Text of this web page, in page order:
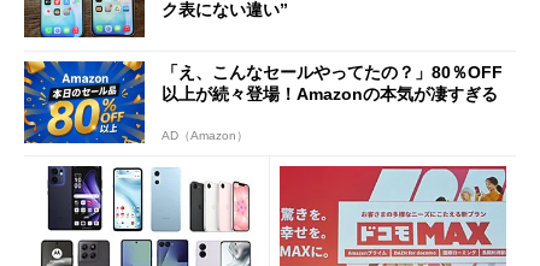
ク表にない違い”
「え、こんなセールやってたの？」80％OFF
以上が続々登場！Amazonの本気が凄すぎる
AD（Amazon）